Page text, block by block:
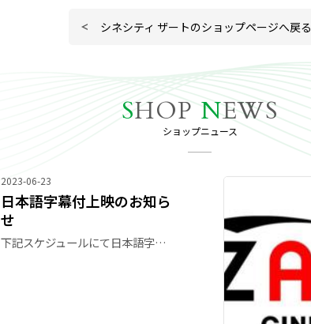
シネシティ ザートのショップページへ戻る
SHOPNEWS
ショップニュース
2023-06-23
日本語字幕付上映のお知ら
せ
下記スケジュールにて日本語字幕付上映を実施します 「映画ちいかわ 人魚の島のひみつ」 8/8(土)～8/11(火)8:50の回 「仮面ライダーゼッツ＆超宇宙刑事ギャバン インフィニティ W ヒーロー夏映画2026」 8/8(土)～8/11(火)11:20の回 聴覚障害をお持ちの方にも映画を楽しんでいただけるようにセリフや効果音などが字幕で表示されます。 内容は通常版と変わりません。 ◎今後の予定 8/15(土)～8/18(火)「映画クレヨンしんちゃん 奇々怪々！オラの妖怪バケ～ション」 上映時間は未定です。日程は変更になる場合がございますのでご了承ください。